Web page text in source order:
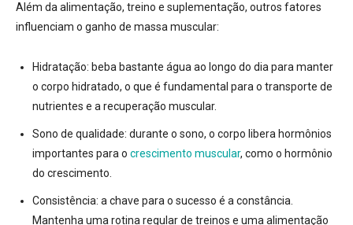
Além da alimentação, treino e suplementação, outros fatores
influenciam o ganho de massa muscular:
Hidratação: beba bastante água ao longo do dia para manter
o corpo hidratado, o que é fundamental para o transporte de
nutrientes e a recuperação muscular.
Sono de qualidade: durante o sono, o corpo libera hormônios
importantes para o crescimento muscular, como o hormônio
do crescimento.
Consistência: a chave para o sucesso é a constância.
Mantenha uma rotina regular de treinos e uma alimentação